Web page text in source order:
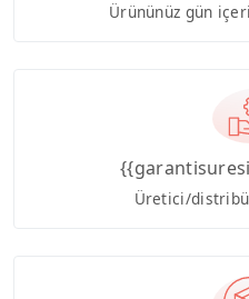
Ürününüz gün
Üretici/